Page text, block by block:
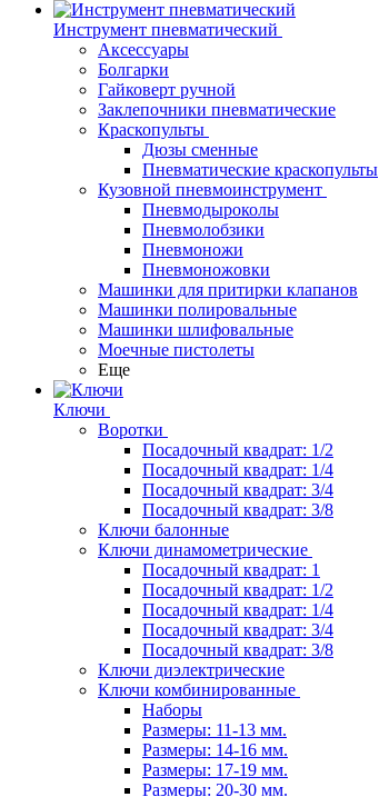
Инструмент пневматический
Аксессуары
Болгарки
Гайковерт ручной
Заклепочники пневматические
Краскопульты
Дюзы сменные
Пневматические краскопульты
Кузовной пневмоинструмент
Пневмодыроколы
Пневмолобзики
Пневмоножи
Пневмоножовки
Машинки для притирки клапанов
Машинки полировальные
Машинки шлифовальные
Моечные пистолеты
Еще
Ключи
Воротки
Посадочный квадрат: 1/2
Посадочный квадрат: 1/4
Посадочный квадрат: 3/4
Посадочный квадрат: 3/8
Ключи балонные
Ключи динамометрические
Посадочный квадрат: 1
Посадочный квадрат: 1/2
Посадочный квадрат: 1/4
Посадочный квадрат: 3/4
Посадочный квадрат: 3/8
Ключи диэлектрические
Ключи комбинированные
Наборы
Размеры: 11-13 мм.
Размеры: 14-16 мм.
Размеры: 17-19 мм.
Размеры: 20-30 мм.